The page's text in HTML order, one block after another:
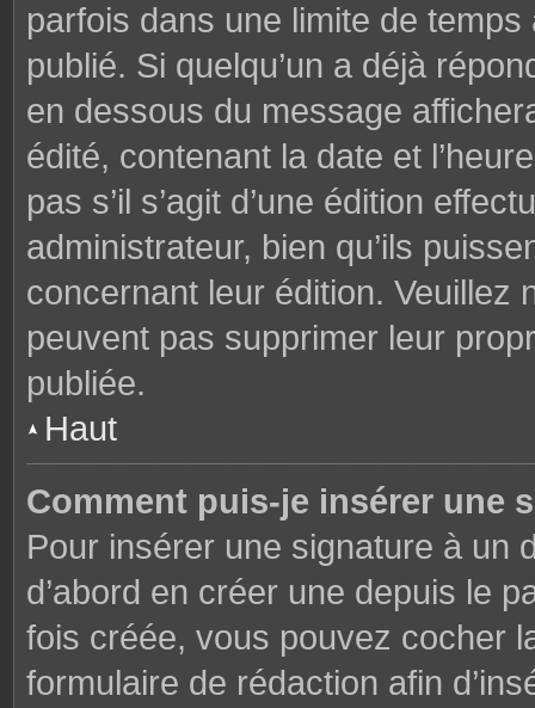
parfois dans une limite de
publié. Si quelqu’un a déjà
en dessous du message
édité, contenant la date et
pas s’il s’agit d’une édition
administrateur, bien qu’ils
concernant leur édition. Veuillez
peuvent pas supprimer leur
publiée.
Haut
Comment puis-je insérer une
Pour insérer une signature à un
d’abord en créer une depuis le
fois créée, vous pouvez cocher
formulaire de rédaction afin